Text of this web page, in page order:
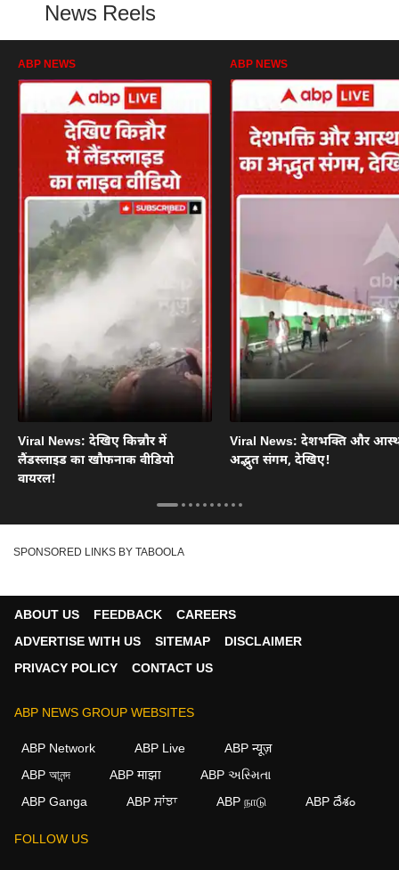
News Reels
ABP NEWS
Viral News: देखिए किन्नौर में
लैंडस्लाइड का खौफनाक वीडियो
वायरल!
ABP NEWS
Viral News: देशभक्ति और
अद्भुत संगम, देखिए!
SPONSORED LINKS BY TABOOLA
ABOUT US FEEDBACK
CAREERS
ADVERTISE WITH US
SITEMAP
DISCLAIMER
PRIVACY POLICY
CONTACT US
ABP NEWS GROUP WEBSITES
ABP Network ABP Live
ABP न्यूज़
ABP আনন্দ
ABP माझा
ABP અસ્મિતા
ABP Ganga
ABP ਸਾਂਝਾ ABP நாடு ABP దేశం
FOLLOW US